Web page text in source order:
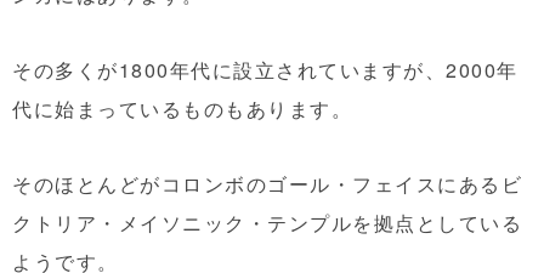
その多くが1800年代に設立されていますが、2000年
代に始まっているものもあります。
そのほとんどがコロンボのゴール・フェイスにあるビ
クトリア・メイソニック・テンプルを拠点としている
ようです。